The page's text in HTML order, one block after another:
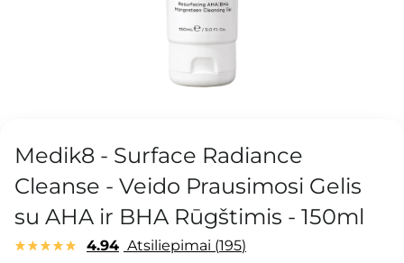
Medik8 - Surface Radiance
Cleanse - Veido Prausimosi Gelis
su AHA ir BHA Rūgštimis - 150ml
4.94 Atsiliepimai 195